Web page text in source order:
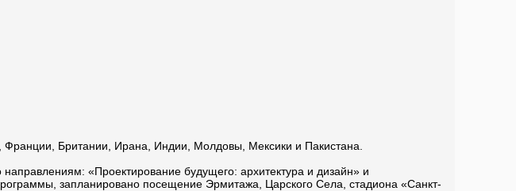
Франции, Британии, Ирана, Индии, Молдовы, Мексики и Пакистана.
«Проектирование будущего: архитектура и дизайн» и
запланировано посещение Эрмитажа, Царского Села, стадиона «Санкт-